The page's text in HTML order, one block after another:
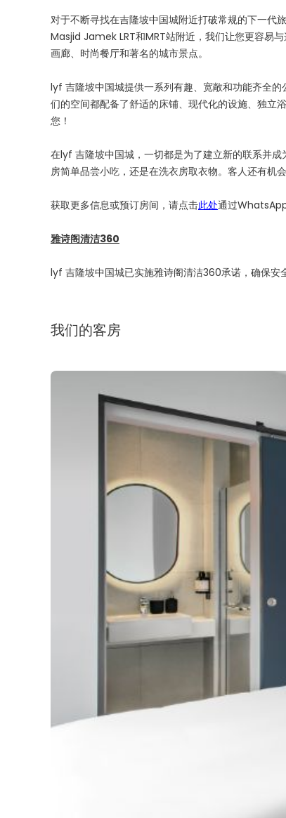
对于不断寻找在吉隆坡中国城附近打破常规的下一代
Masjid Jamek LRT和MRT站附近，我们让您更容易
画廊、时尚餐厅和著名的城市景点。
lyf 吉隆坡中国城提供一系列有趣、宽敞和功能齐全
们的空间都配备了舒适的床铺、现代化的设施、独立
您！
在lyf 吉隆坡中国城，一切都是为了建立新的联系并
房简单品尝小吃，还是在洗衣房取衣物。客人还有机
获取更多信息或预订房间，请点击此处通过
雅诗阁清洁360
lyf 吉隆坡中国城已实施雅诗阁清洁360承诺，确保安
我们的客房